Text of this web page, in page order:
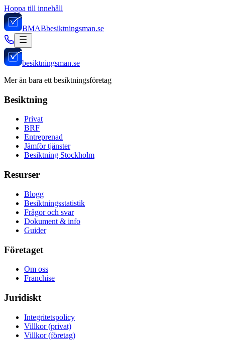
Hoppa till innehåll
BMABbesiktningsman.se
besiktningsman.se
Mer än bara ett besiktningsföretag
Besiktning
Privat
BRF
Entreprenad
Jämför tjänster
Besiktning Stockholm
Resurser
Blogg
Besiktningsstatistik
Frågor och svar
Dokument & info
Guider
Företaget
Om oss
Franchise
Juridiskt
Integritetspolicy
Villkor (privat)
Villkor (företag)